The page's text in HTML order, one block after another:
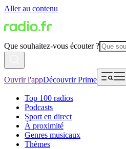
Aller au contenu
Que souhaitez-vous écouter ?
Ouvrir l'appDécouvrir Prime
Top 100 radios
Podcasts
Sport en direct
À proximité
Genres musicaux
Thèmes